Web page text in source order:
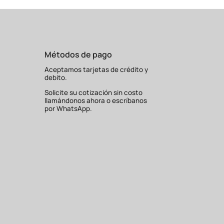
el equipo completamente
Mecánico AR-180 como un
Métodos de pago
Aceptamos tarjetas de crédito y
debito.
Solicite su cotización sin costo
llamándonos ahora o escríbanos
por WhatsApp.